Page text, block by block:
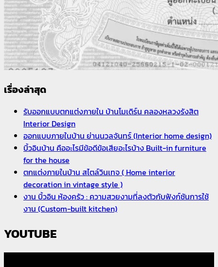
เรื่องล่าสุด
รับออกแบบตกแต่งภายใน บ้านโมเดิร์น คลองหลวงรังสิต
Interior Design
ออกแบบภายในบ้าน ย่านนวลจันทร์ (Interior home design)
บิ้วอินบ้าน คืออะไรมีข้อดีข้อเสียอะไรบ้าง Built-in furniture
for the house
ตกแต่งภายในบ้าน สไตล์วินเทจ ( Home interior
decoration in vintage style )
งาน บิ้วอิน ห้องครัว : ความสวยงามที่ลงตัวกับฟังก์ชันการใช้
งาน (Custom-built kitchen)
YOUTUBE